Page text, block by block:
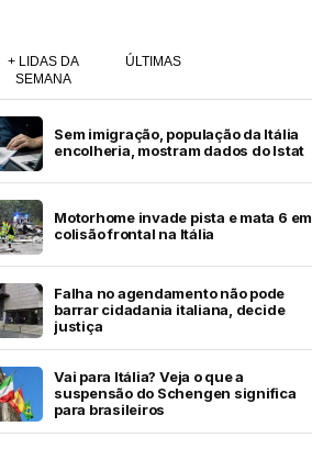
+ LIDAS DA
SEMANA
ÚLTIMAS
Sem imigração, população da Itália
encolheria, mostram dados do Istat
Motorhome invade pista e mata 6 em
colisão frontal na Itália
Falha no agendamento não pode
barrar cidadania italiana, decide
justiça
Vai para Itália? Veja o que a
suspensão do Schengen significa
para brasileiros